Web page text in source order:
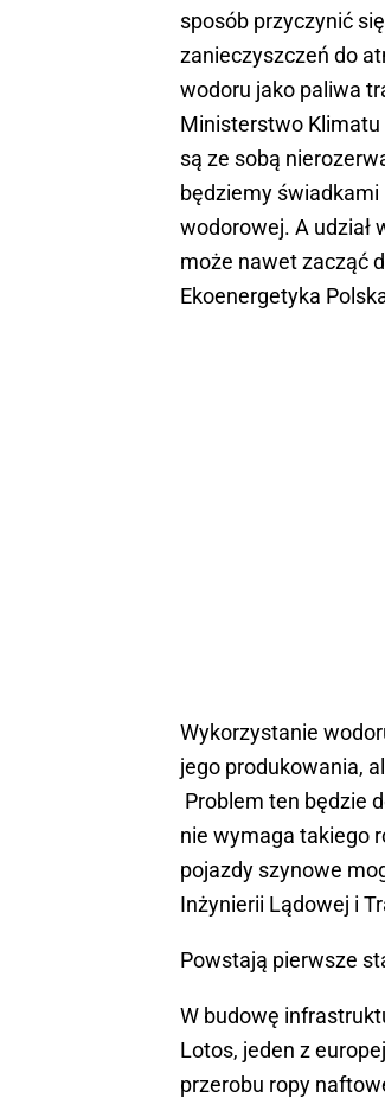
sposób przyczynić
zanieczyszczeń do
wodoru jako paliwa
Ministerstwo Klimatu
są ze sobą
będziemy
wodorowej. A udział
może nawet zacząć
Ekoenergetyka
Wykorzystanie
jego produkowania,
Problem ten będzie
nie wymaga takiego
pojazdy szynowe
Inżynierii Lądowej i
Powstają pierwsze
W budowę
Lotos, jeden z
przerobu ropy